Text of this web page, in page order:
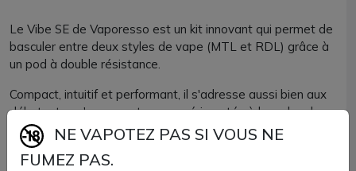
Le Vibe SE de Vaporesso est un kit innovant qui permet de
basculer entre deux styles de vape (MTL et RDL) grâce à
un pod à double résistance.
Compact, intuitif et performant, il s'adresse aussi bien aux
débutants qu'aux vapoteurs expérimentés à la recherche
d'une solution nomade et polyvalente.
NE VAPOTEZ PAS SI VOUS NE
FUMEZ PAS.